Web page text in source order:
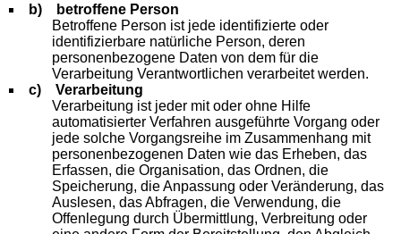
b) betroffene Person
Betroffene Person ist jede identifizierte oder
identifizierbare natürliche Person, deren
personenbezogene Daten von dem für die
Verarbeitung Verantwortlichen verarbeitet werden.
c) Verarbeitung
Verarbeitung ist jeder mit oder ohne Hilfe
automatisierter Verfahren ausgeführte Vorgang oder
jede solche Vorgangsreihe im Zusammenhang mit
personenbezogenen Daten wie das Erheben, das
Erfassen, die Organisation, das Ordnen, die
Speicherung, die Anpassung oder Veränderung, das
Auslesen, das Abfragen, die Verwendung, die
Offenlegung durch Übermittlung, Verbreitung oder